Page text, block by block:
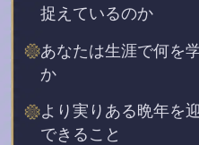
捉えているのか
あなたは生涯で何を
か
より実りある晩年を
できること